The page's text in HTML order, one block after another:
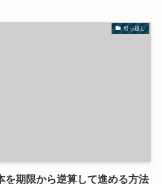
引っ越し
を期限から逆算して進める方法